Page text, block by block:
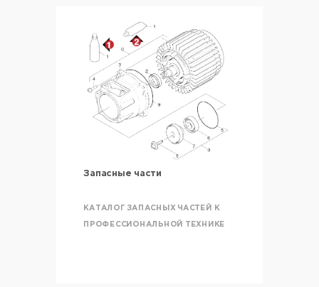
Запасные части
КАТАЛОГ ЗАПАСНЫХ ЧАСТЕЙ К
ПРОФЕССИОНАЛЬНОЙ ТЕХНИКЕ